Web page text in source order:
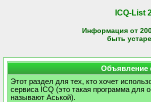
ICQ-List
Информация от
быть
Объявление
Этот раздел для тех, кто хочет
сервиса ICQ (это такая программа для
называют Аськой).